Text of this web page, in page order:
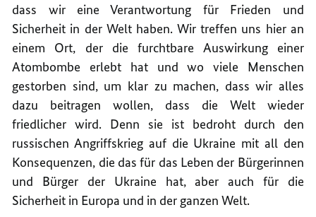
dass wir eine Verantwortung für Frieden und
Sicherheit in der Welt haben. Wir treffen uns hier an
einem Ort, der die furchtbare Auswirkung einer
Atombombe erlebt hat und wo viele Menschen
gestorben sind, um klar zu machen, dass wir alles
dazu beitragen wollen, dass die Welt wieder
friedlicher wird. Denn sie ist bedroht durch den
russischen Angriffskrieg auf die Ukraine mit all den
Konsequenzen, die das für das Leben der Bürgerinnen
und Bürger der Ukraine hat, aber auch für die
Sicherheit in Europa und in der ganzen Welt.